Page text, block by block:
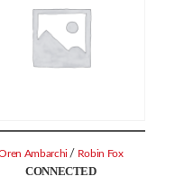
CONNECTED
Ambarchi / Robin Fox